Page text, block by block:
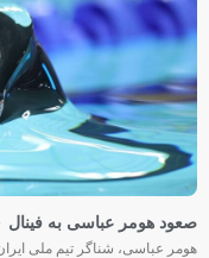
صعود هومر عباسی به فینال ۵۰ متر کرال پشت مسابقات غرب آسیا